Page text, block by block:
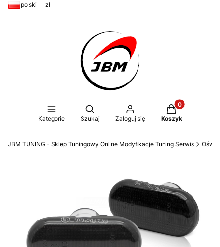
polski zł
Kategorie
Otwórz wyszukiwarkę
Szukaj Zaloguj się
Produkty w
Koszyk
JBM TUNING - Sklep Tuningowy Online Modyfikacje Tuning Serwis